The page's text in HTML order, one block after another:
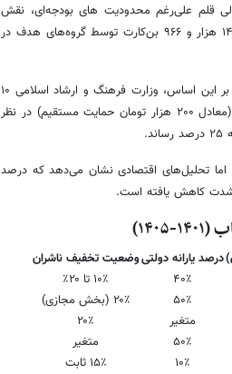
اساتید و اهالی قلم علی‌رغم محدودیت‌ های بودجه‌ای، نقش
مهمی در تحریک تقاضا ایفا کرده بودند و آمارهای رسمی از دریافت ۱۴۸ هزار و ۹۶۶ بن‌کارت توسط گروه‌های هدف در
در دوره هفتم، این الگو جای خود را به یک نظام تخفیف ترکیبی داد. بر این اساس، وزارت فرهنگ و ارشاد اسلامی ۱۰
درصد یارانه اعتباری تا سقف خرید ۲ میلیون تومان برای هر کد ملی (معادل ۲۰۰ هزار تومان حمایت مستقیم) در نظر
اما تحلیل‌های اقتصادی نشان می‌دهد که درصد
کاهش یافته است.
درصد یارانه دولتیوضعیت تخفیف ناشران
۴۰٪
۱۰٪ تا ۲۰٪
۵۰٪
۲۰٪ (بخش مجازی)
متغیر
۲۰٪
۵۰٪
متغیر
۱۰٪
۱۵٪ ثابت